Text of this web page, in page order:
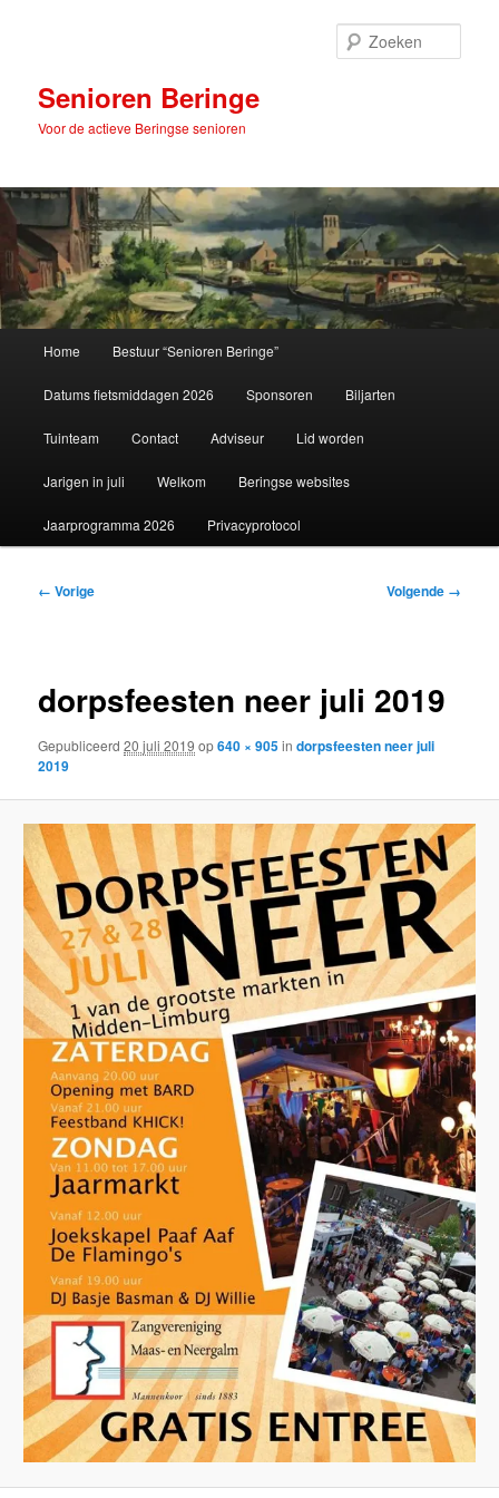
inhoudSenioren Beringe
Voor de actieve Beringse senioren
Home Bestuur “Senioren Beringe”
Datums fietsmiddagen 2026 Sponsoren Biljarten
Tuinteam Contact Adviseur Lid worden
Jarigen in juli Welkom Beringse websites
Jaarprogramma 2026 Privacyprotocol
Afbeeldingsnavigatie
← Vorige Volgende →
dorpsfeesten neer juli 2019
Gepubliceerd20 juli 2019 op640 × 905indorpsfeesten neer juli
2019